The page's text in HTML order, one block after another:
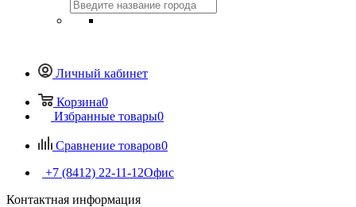
Личный кабинет
Корзина0
Избранные товары0
Сравнение товаров0
+7 (8412) 22-11-12Офис
Контактная информация